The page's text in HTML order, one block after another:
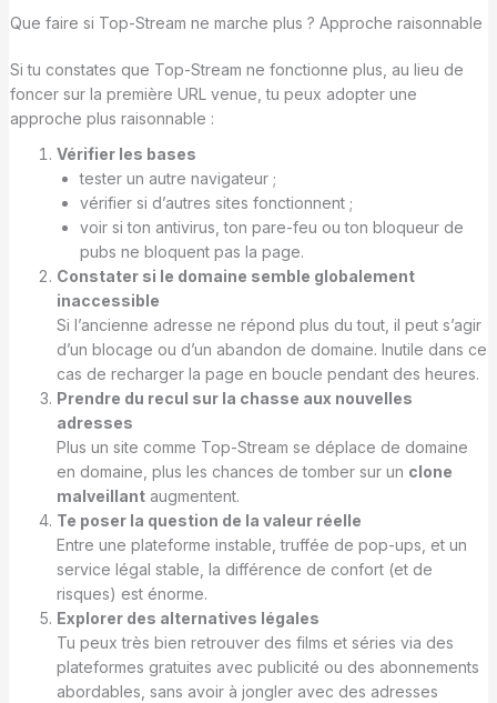
Que faire si Top-Stream ne marche plus ? Approche raisonnable
Si tu constates que Top-Stream ne fonctionne plus, au lieu de
foncer sur la première URL venue, tu peux adopter une
approche plus raisonnable :
Vérifier les bases
tester un autre navigateur ;
vérifier si d’autres sites fonctionnent ;
voir si ton antivirus, ton pare-feu ou ton bloqueur de
pubs ne bloquent pas la page.
Constater si le domaine semble globalement
inaccessible
Si l’ancienne adresse ne répond plus du tout, il peut s’agir
d’un blocage ou d’un abandon de domaine. Inutile dans ce
cas de recharger la page en boucle pendant des heures.
Prendre du recul sur la chasse aux nouvelles
adresses
Plus un site comme Top-Stream se déplace de domaine
en domaine, plus les chances de tomber sur un clone
malveillantaugmentent.
Te poser la question de la valeur réelle
Entre une plateforme instable, truffée de pop-ups, et un
service légal stable, la différence de confort (et de
risques) est énorme.
Explorer des alternatives légales
Tu peux très bien retrouver des films et séries via des
plateformes gratuites avec publicité ou des abonnements
abordables, sans avoir à jongler avec des adresses